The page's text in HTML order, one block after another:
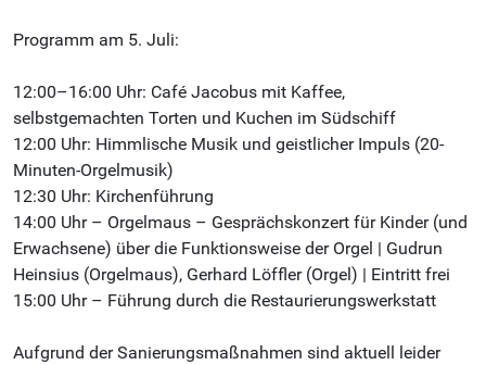
Programm am 5. Juli:
12:00–16:00 Uhr: Café Jacobus mit Kaffee,
selbstgemachten Torten und Kuchen im Südschiff
12:00 Uhr: Himmlische Musik und geistlicher Impuls (20-
Minuten-Orgelmusik)
12:30 Uhr: Kirchenführung
14:00 Uhr – Orgelmaus – Gesprächskonzert für Kinder (und
Erwachsene) über die Funktionsweise der Orgel | Gudrun
Heinsius (Orgelmaus), Gerhard Löffler (Orgel) | Eintritt frei
15:00 Uhr – Führung durch die Restaurierungswerkstatt
Aufgrund der Sanierungsmaßnahmen sind aktuell leider